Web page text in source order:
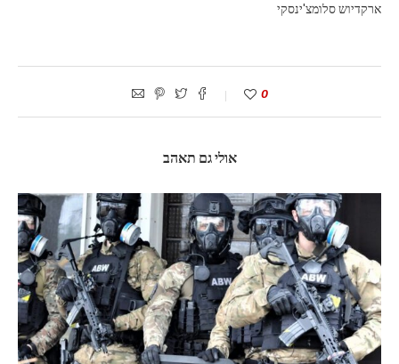
ארקדיוש סלומצ'ינסקי
0
אולי גם תאהב